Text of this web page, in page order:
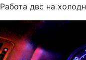
Работа двс на